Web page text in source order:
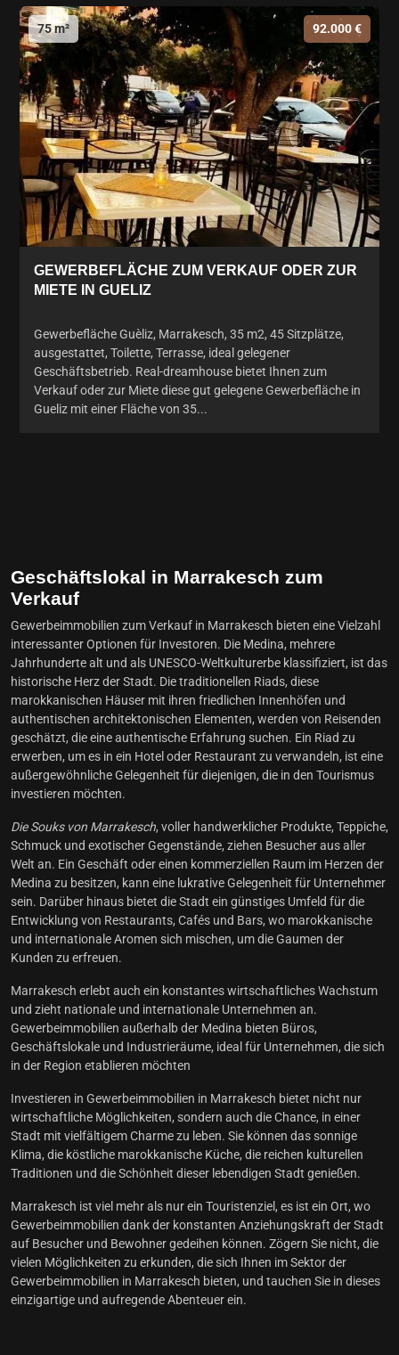
75 m² 92.000 €
GEWERBEFLÄCHE ZUM VERKAUF ODER ZUR
MIETE IN GUELIZ
Gewerbefläche Guèliz, Marrakesch, 35 m2, 45 Sitzplätze,
ausgestattet, Toilette, Terrasse, ideal gelegener
Geschäftsbetrieb. Real-dreamhouse bietet Ihnen zum
Verkauf oder zur Miete diese gut gelegene Gewerbefläche in
Gueliz mit einer Fläche von 35...
Geschäftslokal in Marrakesch zum
Verkauf
Gewerbeimmobilien zum Verkauf in Marrakesch bieten eine Vielzahl
interessanter Optionen für Investoren. Die Medina, mehrere
Jahrhunderte alt und als UNESCO-Weltkulturerbe klassifiziert, ist das
historische Herz der Stadt. Die traditionellen Riads, diese
marokkanischen Häuser mit ihren friedlichen Innenhöfen und
authentischen architektonischen Elementen, werden von Reisenden
geschätzt, die eine authentische Erfahrung suchen. Ein Riad zu
erwerben, um es in ein Hotel oder Restaurant zu verwandeln, ist eine
außergewöhnliche Gelegenheit für diejenigen, die in den Tourismus
investieren möchten.
Die Souks von Marrakesch, voller handwerklicher Produkte, Teppiche,
Schmuck und exotischer Gegenstände, ziehen Besucher aus aller
Welt an. Ein Geschäft oder einen kommerziellen Raum im Herzen der
Medina zu besitzen, kann eine lukrative Gelegenheit für Unternehmer
sein. Darüber hinaus bietet die Stadt ein günstiges Umfeld für die
Entwicklung von Restaurants, Cafés und Bars, wo marokkanische
und internationale Aromen sich mischen, um die Gaumen der
Kunden zu erfreuen.
Marrakesch erlebt auch ein konstantes wirtschaftliches Wachstum
und zieht nationale und internationale Unternehmen an.
Gewerbeimmobilien außerhalb der Medina bieten Büros,
Geschäftslokale und Industrieräume, ideal für Unternehmen, die sich
in der Region etablieren möchten
Investieren in Gewerbeimmobilien in Marrakesch bietet nicht nur
wirtschaftliche Möglichkeiten, sondern auch die Chance, in einer
Stadt mit vielfältigem Charme zu leben. Sie können das sonnige
Klima, die köstliche marokkanische Küche, die reichen kulturellen
Traditionen und die Schönheit dieser lebendigen Stadt genießen.
Marrakesch ist viel mehr als nur ein Touristenziel, es ist ein Ort, wo
Gewerbeimmobilien dank der konstanten Anziehungskraft der Stadt
auf Besucher und Bewohner gedeihen können. Zögern Sie nicht, die
vielen Möglichkeiten zu erkunden, die sich Ihnen im Sektor der
Gewerbeimmobilien in Marrakesch bieten, und tauchen Sie in dieses
einzigartige und aufregende Abenteuer ein.